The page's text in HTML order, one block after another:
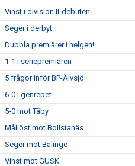
Vinst i division II-debuten
Seger i derbyt
Dubbla premiärer i helgen!
1-1 i seriepremiären
5 frågor inför BP-Älvsjö
6-0 i genrepet
5-0 mot Täby
Mållöst mot Bollstanäs
Seger mot Bälinge
Vinst mot GUSK